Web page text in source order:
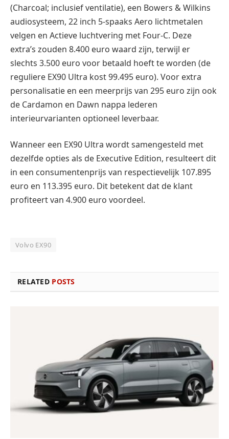
(Charcoal; inclusief ventilatie), een Bowers & Wilkins
audiosysteem, 22 inch 5-spaaks Aero lichtmetalen
velgen en Actieve luchtvering met Four-C. Deze
extra’s zouden 8.400 euro waard zijn, terwijl er
slechts 3.500 euro voor betaald hoeft te worden (de
reguliere EX90 Ultra kost 99.495 euro). Voor extra
personalisatie en een meerprijs van 295 euro zijn ook
de Cardamon en Dawn nappa lederen
interieurvarianten optioneel leverbaar.
Wanneer een EX90 Ultra wordt samengesteld met
dezelfde opties als de Executive Edition, resulteert dit
in een consumentenprijs van respectievelijk 107.895
euro en 113.395 euro. Dit betekent dat de klant
profiteert van 4.900 euro voordeel.
Volvo EX90
RELATED POSTS